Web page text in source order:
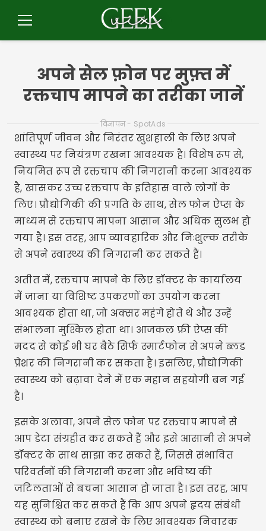
मेनू
अपने सेल फ़ोन पर मुफ़्त में
रक्तचाप मापने का तरीका जानें
विज्ञापन - SpotAds
शांतिपूर्ण जीवन और निरंतर खुशहाली के लिए अपने
स्वास्थ्य पर नियंत्रण रखना आवश्यक है। विशेष रूप से,
नियमित रूप से रक्तचाप की निगरानी करना आवश्यक
है, खासकर उच्च रक्तचाप के इतिहास वाले लोगों के
लिए। प्रौद्योगिकी की प्रगति के साथ, सेल फोन ऐप्स के
माध्यम से रक्तचाप मापना आसान और अधिक सुलभ हो
गया है। इस तरह, आप व्यावहारिक और निःशुल्क तरीके
से अपने स्वास्थ्य की निगरानी कर सकते हैं।
अतीत में, रक्तचाप मापने के लिए डॉक्टर के कार्यालय
में जाना या विशिष्ट उपकरणों का उपयोग करना
आवश्यक होता था, जो अक्सर महंगे होते थे और उन्हें
संभालना मुश्किल होता था। आजकल फ्री ऐप्स की
मदद से कोई भी घर बैठे सिर्फ स्मार्टफोन से अपने ब्लड
प्रेशर की निगरानी कर सकता है। इसलिए, प्रौद्योगिकी
स्वास्थ्य को बढ़ावा देने में एक महान सहयोगी बन गई
है।
इसके अलावा, अपने सेल फोन पर रक्तचाप मापने से
आप डेटा संग्रहीत कर सकते हैं और इसे आसानी से अपने
डॉक्टर के साथ साझा कर सकते हैं, जिससे संभावित
परिवर्तनों की निगरानी करना और भविष्य की
जटिलताओं से बचना आसान हो जाता है। इस तरह, आप
यह सुनिश्चित कर सकते हैं कि आप अपने हृदय संबंधी
स्वास्थ्य को बनाए रखने के लिए आवश्यक निवारक